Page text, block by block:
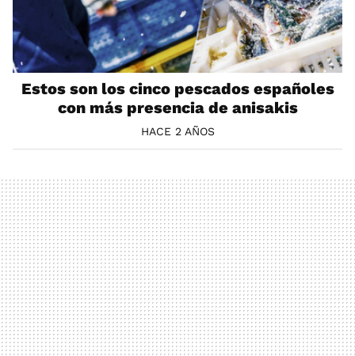
Estos son los cinco pescados españoles
con más presencia de anisakis
HACE 2 AÑOS